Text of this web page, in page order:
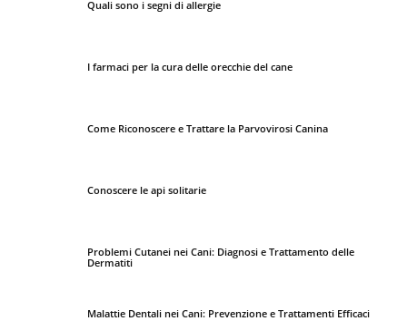
Quali sono i segni di allergie
I farmaci per la cura delle orecchie del cane
Come Riconoscere e Trattare la Parvovirosi Canina
Conoscere le api solitarie
Problemi Cutanei nei Cani: Diagnosi e Trattamento delle
Dermatiti
Malattie Dentali nei Cani: Prevenzione e Trattamenti Efficaci